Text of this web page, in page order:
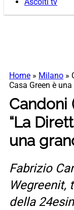
Ascolti tv
Home » Milano »
Casa Green è
Candoni
“La
una
Fabrizio
Wegreenit,
della